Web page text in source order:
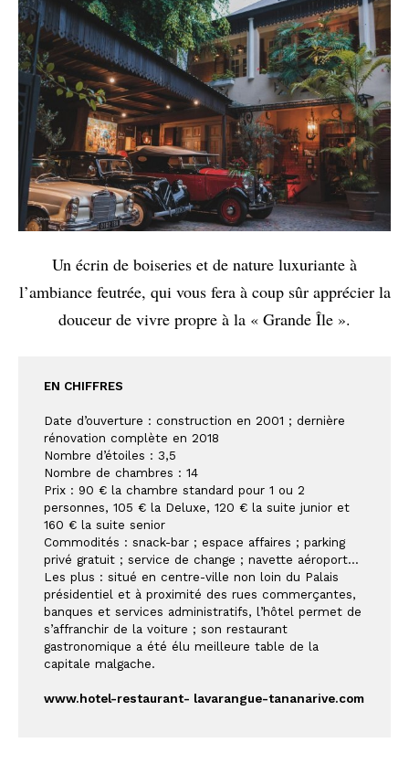
Un écrin de boiseries et de nature luxuriante à
l’ambiance feutrée, qui vous fera à coup sûr apprécier la
douceur de vivre propre à la « Grande Île ».
EN CHIFFRES
Date d’ouverture : construction en 2001 ; dernière
rénovation complète en 2018
Nombre d’étoiles : 3,5
Nombre de chambres : 14
Prix : 90 € la chambre standard pour 1 ou 2
personnes, 105 € la Deluxe, 120 € la suite junior et
160 € la suite senior
Commodités : snack-bar ; espace affaires ; parking
privé gratuit ; service de change ; navette aéroport...
Les plus : situé en centre-ville non loin du Palais
présidentiel et à proximité des rues commerçantes,
banques et services administratifs, l’hôtel permet de
s’affranchir de la voiture ; son restaurant
gastronomique a été élu meilleure table de la
capitale malgache.
www.hotel-restaurant- lavarangue-tananarive.com